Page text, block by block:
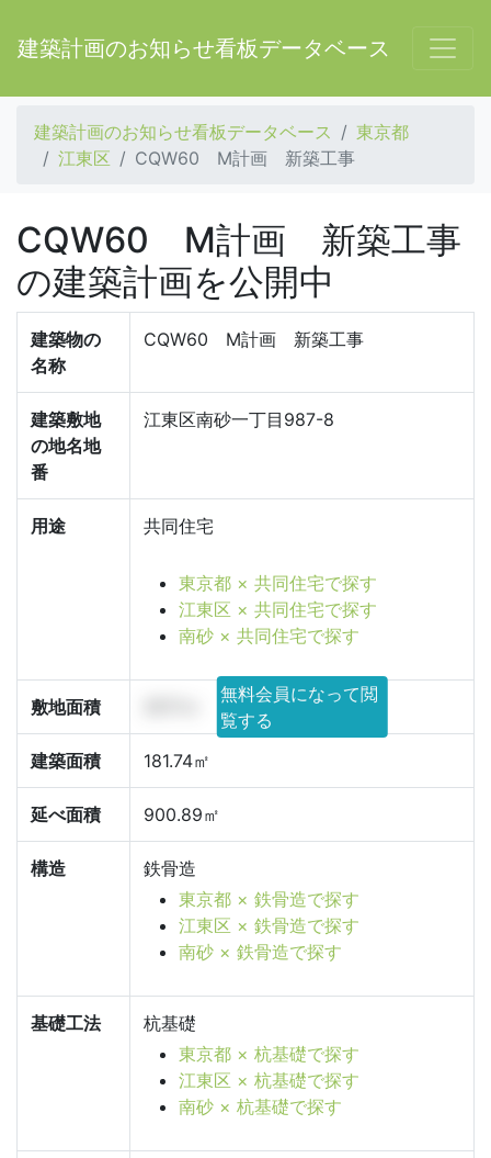
建築計画のお知らせ看板データベース
建築計画のお知らせ看板データベース
東京都
江東区
CQW60 M計画 新築工事
CQW60 M計画 新築工事
の建築計画を公開中
建築物の
名称
CQW60 M計画 新築工事
建築敷地
の地名地
番
江東区南砂一丁目987-8
用途 共同住宅
東京都 × 共同住宅で探す
江東区 × 共同住宅で探す
南砂 × 共同住宅で探す
敷地面積
無料会員になって閲
覧する
建築面積
181.74㎡
延べ面積 900.89㎡
構造
鉄骨造
東京都 × 鉄骨造で探す
江東区 × 鉄骨造で探す
南砂 × 鉄骨造で探す
基礎工法
杭基礎
東京都 × 杭基礎で探す
江東区 × 杭基礎で探す
南砂 × 杭基礎で探す